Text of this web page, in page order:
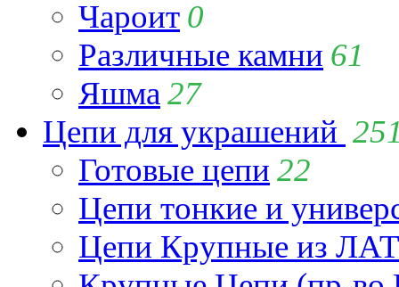
Чароит 0
Различные камни 61
Яшма 27
Цепи для украшений
Готовые цепи 22
Цепи тонкие и
Цепи Крупные из